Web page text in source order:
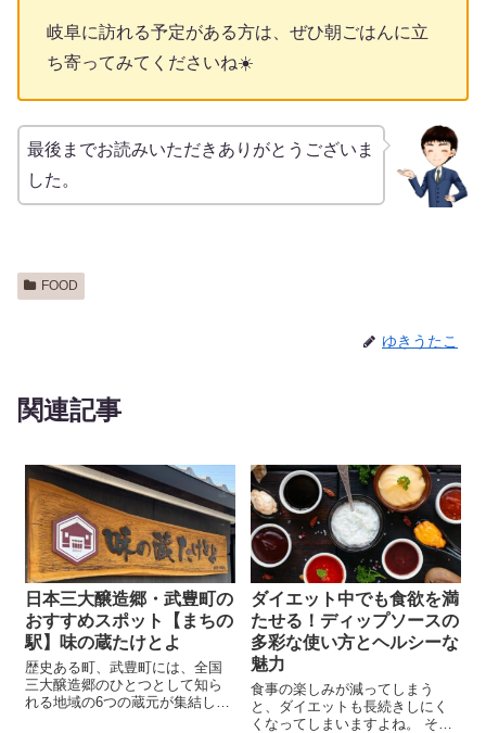
岐阜に訪れる予定がある方は、ぜひ朝ごはんに立
ち寄ってみてくださいね☀️
最後までお読みいただきありがとうございま
した。
FOOD
ゆきうたこ
関連記事
日本三大醸造郷・武豊町の
おすすめスポット【まちの
駅】味の蔵たけとよ
歴史ある町、武豊町には、全国
三大醸造郷のひとつとして知ら
れる地域の6つの蔵元が集結して
ダイエット中でも食欲を満
たせる！ディップソースの
多彩な使い方とヘルシーな
魅力
食事の楽しみが減ってしまう
と、ダイエットも長続きしにく
くなってしまいますよね。 そん